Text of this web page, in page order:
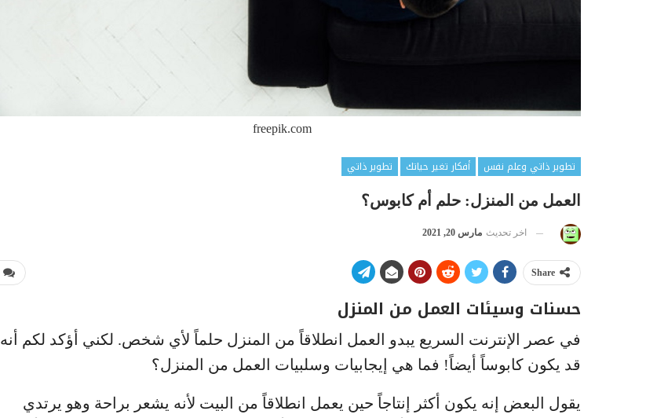
freepik.com
تطوير ذاتي وعلم نفس أفكار تغير حياتك
تطوير ذاتي
العمل من المنزل: حلم أم كابوس؟
اخر تحديث مارس 20, 2021
Share
حسنات وسيئات العمل من المنزل
في عصر الإنترنت السريع يبدو العمل انطلاقاً من المنزل حلماً لأي شخص. لكني أؤكد لكم أنه
قد يكون كابوساً أيضاً! فما هي إيجابيات وسلبيات العمل من المنزل؟
يقول البعض إنه يكون أكثر إنتاجاً حين يعمل انطلاقاً من البيت لأنه يشعر براحة وهو يرتدي